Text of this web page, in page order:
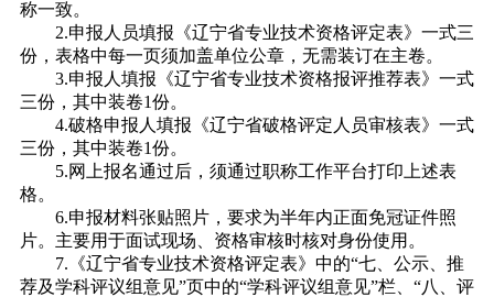
称一致。
2.申报人员填报《辽宁省专业技术资格评定表》一式三
份，表格中每一页须加盖单位公章，无需装订在主卷。
3.申报人填报《辽宁省专业技术资格报评推荐表》一式
三份，其中装卷1份。
4.破格申报人填报《辽宁省破格评定人员审核表》一式
三份，其中装卷1份。
5.网上报名通过后，须通过职称工作平台打印上述表
格。
6.申报材料张贴照片，要求为半年内正面免冠证件照
片。主要用于面试现场、资格审核时核对身份使用。
7.《辽宁省专业技术资格评定表》中的“七、公示、推
荐及学科评议组意见”页中的“学科评议组意见”栏、“八、评